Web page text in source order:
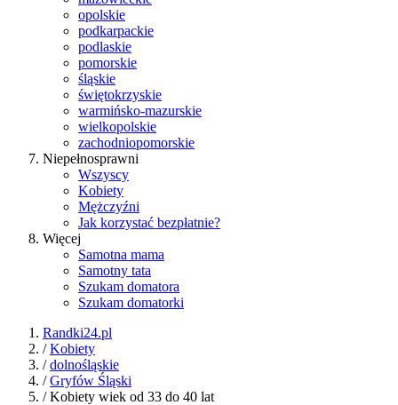
opolskie
podkarpackie
podlaskie
pomorskie
śląskie
świętokrzyskie
warmińsko-mazurskie
wielkopolskie
zachodniopomorskie
Niepełnosprawni
Wszyscy
Kobiety
Mężczyźni
Jak korzystać bezpłatnie?
Więcej
Samotna mama
Samotny tata
Szukam domatora
Szukam domatorki
Randki24.pl
/Kobiety
/dolnośląskie
/Gryfów Śląski
/ Kobiety wiek od 33 do 40 lat